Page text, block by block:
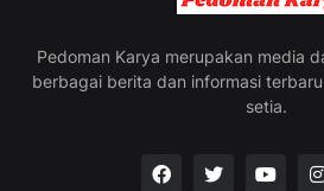
V
Pedoman Karya merupakan media
berbagai berita dan informasi
setia.